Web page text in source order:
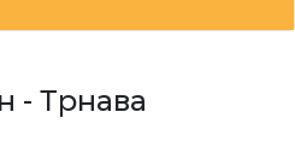
- Трнава